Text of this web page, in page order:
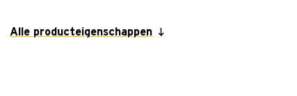
Alle producteigenschappen